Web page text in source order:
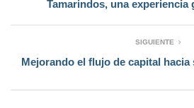
Tamarindos, una experiencia
SIGUIENTE
Mejorando el flujo de capital